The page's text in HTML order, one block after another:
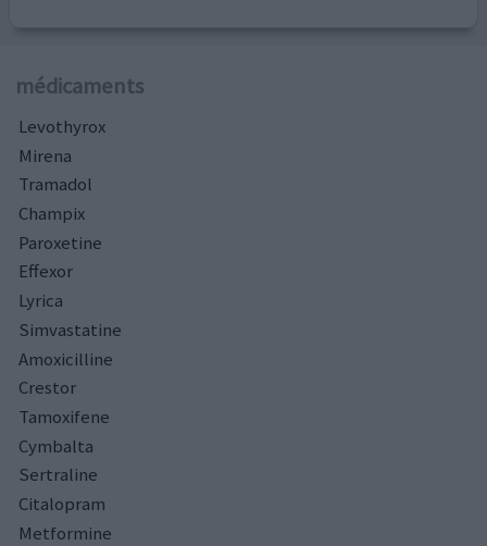
médicaments
Levothyrox
Mirena
Tramadol
Champix
Paroxetine
Effexor
Lyrica
Simvastatine
Amoxicilline
Crestor
Tamoxifene
Cymbalta
Sertraline
Citalopram
Metformine